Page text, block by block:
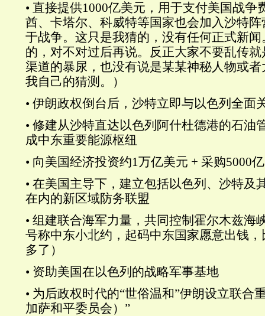
• 直接提供1000亿美元，用于支付美国战争
酋、卡塔尔、科威特等国家也会加入沙特
于战争。这只是我猜的，没有任何正式新
的，对不对过后再说。反正大家不要乱传
渠道的暴尿，也没有说是某某神秘人物或
我自己的猜测。）
• 伊朗政权倒台后，沙特立即与以色列全面
• 修建从沙特直达以色列阿什杜德港的石油
成中东重要能源枢纽
• 向美国经济投资约1万亿美元 + 采购5000
• 在美国主导下，建立包括以色列、沙特及
在内的新区域防务联盟
• 组建联合海军力量，共同控制霍尔木兹海
号称中东小北约，起码中东国家愿意出钱
多了）
• 资助美国在以色列的战略军事基地
• 为后政权时代的“世俗温和”伊朗设立联合
加萨和平委员会）”